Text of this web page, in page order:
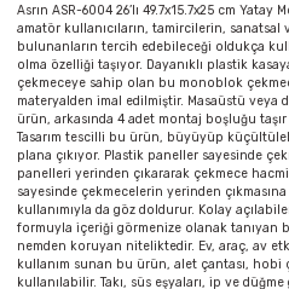
Asrın ASR-6004 26’lı 49.7x15.7x25 cm
amatör kullanıcıların, tamircilerin, sanatsal
bulunanların tercih edebileceği oldukça
olma özelliği taşıyor. Dayanıklı plastik
çekmeceye sahip olan bu monoblok
materyalden imal edilmiştir. Masaüstü veya
ürün, arkasında 4 adet montaj boşluğu
Tasarım tescilli bu ürün, büyüyüp
plana çıkıyor. Plastik paneller sayesinde
panelleri yerinden çıkararak çekmece
sayesinde çekmecelerin yerinden
kullanımıyla da göz doldurur. Kolay
formuyla içeriği görmenize olanak tanıyan
nemden koruyan niteliktedir. Ev, araç, av
kullanım sunan bu ürün, alet çantası, hobi
kullanılabilir. Takı, süs eşyaları, ip ve